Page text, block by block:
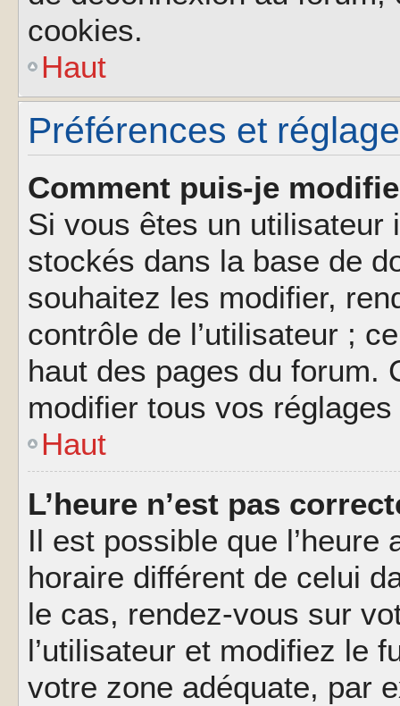
cookies.
Haut
Préférences et
Comment puis-je
Si vous êtes un
stockés dans la base de
souhaitez les modifier,
contrôle de l’utilisateur ;
haut des pages du forum.
modifier tous vos
Haut
L’heure n’est pas
Il est possible que
horaire différent de celui
le cas, rendez-vous sur
l’utilisateur et modifiez le
votre zone adéquate, par